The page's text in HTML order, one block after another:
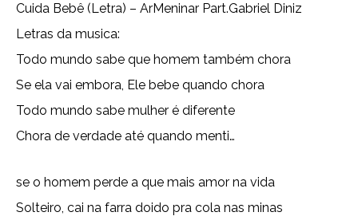
Cuida Bebê (Letra) – ArMeninar Part.Gabriel Diniz
Letras da musica:
Todo mundo sabe que homem também chora
Se ela vai embora, Ele bebe quando chora
Todo mundo sabe mulher é diferente
Chora de verdade até quando menti…
se o homem perde a que mais amor na vida
Solteiro, cai na farra doido pra cola nas minas